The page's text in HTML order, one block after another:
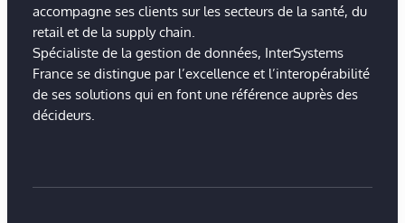
accompagne ses clients sur les secteurs de la santé, du
retail et de la supply chain.
Spécialiste de la gestion de données, InterSystems
France se distingue par l’excellence et l’interopérabilité
de ses solutions qui en font une référence auprès des
décideurs.